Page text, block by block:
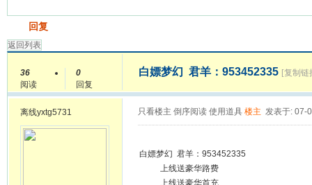
回复
返回列表
36
阅读
0
回复
白嫖梦幻 君羊：953452335 [复制链
离线yxtg5731 只看楼主 倒序阅读 使用道具 楼主 发表于: 07-
白嫖梦幻 君羊：953452335
上线送豪华路费
上线送豪华首充